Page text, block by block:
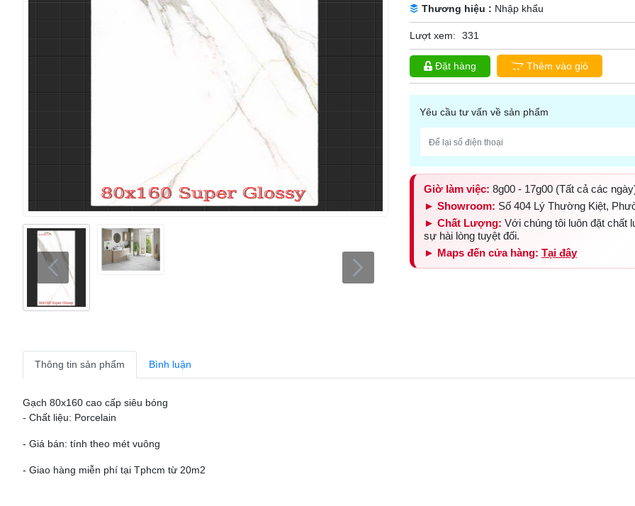
Thương hiệu : Nhập khẩu
Lượt xem: 331
Đặt hàng Thêm vào giỏ
Yêu cầu tư vấn về sản phẩm
Giờ làm việc: 8g00 - 17g00 (Tất cả các
► Showroom: Số 404 Lý Thường Kiệt,
► Chất Lượng: Với chúng tôi luôn đặt chất
sự hài lòng tuyệt đối.
► Maps đến cửa hàng: Tại đây
Thông tin sản phẩm Bình luận
Gạch 80x160 cao cấp siêu bóng
- Chất liệu: Porcelain
- Giá bán: tính theo mét vuông
- Giao hàng miễn phí tại Tphcm từ 20m2